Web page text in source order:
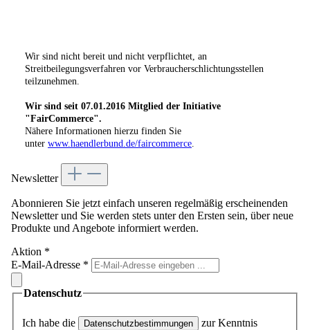
Wir sind nicht bereit und nicht verpflichtet, an
Streitbeilegungsverfahren vor Verbraucherschlichtungsstellen
teilzunehmen.
Wir sind seit 07.01.2016 Mitglied der Initiative
"FairCommerce".
Nähere Informationen hierzu finden Sie
unter www.haendlerbund.de/faircommerce.
Newsletter
Abonnieren Sie jetzt einfach unseren regelmäßig erscheinenden
Newsletter und Sie werden stets unter den Ersten sein, über neue
Produkte und Angebote informiert werden.
Aktion *
E-Mail-Adresse *
Datenschutz
Ich habe die Datenschutzbestimmungen
zur Kenntnis